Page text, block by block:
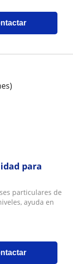
para
particulares de
ayuda en